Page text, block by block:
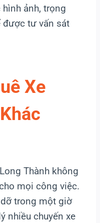
ảnh, trọng
được tư vấn sát
Xe
Thành không
mọi công việc.
trong một giờ
nhiều chuyến xe